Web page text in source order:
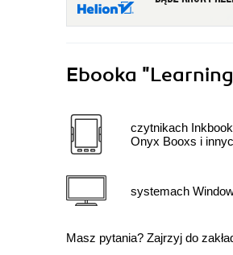
Ebooka
czytnikach
Onyx Booxs i
systemach
Masz pytania? Zajrzyj do